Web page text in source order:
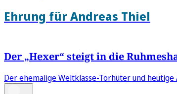
Ehrung für Andreas Thiel
Der „Hexer“ steigt in die
Der ehemalige Weltklasse-Torhüter und